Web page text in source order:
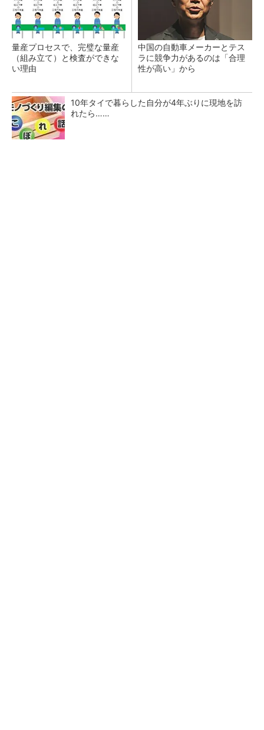
量産プロセスで、完璧な量産
（組み立て）と検査ができな
い理由
中国の自動車メーカーとテス
ラに競争力があるのは「合理
性が高い」から
10年タイで暮らした自分が4年ぶりに現地を訪
れたら……